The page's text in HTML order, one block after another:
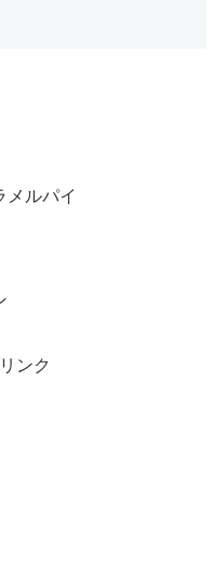
メルパイ
ンク